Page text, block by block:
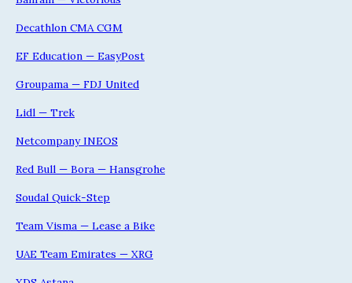
Decathlon CMA CGM
EF Education — EasyPost
Groupama — FDJ United
Lidl — Trek
Netcompany INEOS
Red Bull — Bora — Hansgrohe
Soudal Quick-Step
Team Visma — Lease a Bike
UAE Team Emirates — XRG